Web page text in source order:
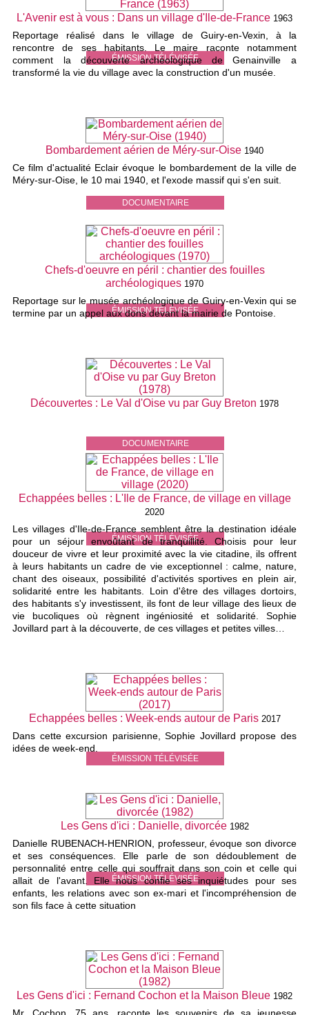
ÉMISSION TÉLÉVISÉE
L'Avenir est à vous : Dans un village d'Ile-de-France 1963
Reportage réalisé dans le village de Guiry-en-Vexin, à la
rencontre de ses habitants. Le maire raconte notamment
comment la découverte archéologique de Genainville a
transformé la vie du village avec la construction d'un musée.
DOCUMENTAIRE
Bombardement aérien de Méry-sur-Oise 1940
Ce film d'actualité Eclair évoque le bombardement de la ville de
Méry-sur-Oise, le 10 mai 1940, et l'exode massif qui s'en suit.
ÉMISSION TÉLÉVISÉE
Chefs-d'oeuvre en péril : chantier des fouilles
archéologiques 1970
Reportage sur le musée archéologique de Guiry-en-Vexin qui se
termine par un appel aux dons devant la mairie de Pontoise.
DOCUMENTAIRE
Découvertes : Le Val d'Oise vu par Guy Breton 1978
ÉMISSION TÉLÉVISÉE
Echappées belles : L'Ile de France, de village en village
2020
Les villages d'Ile-de-France semblent être la destination idéale
pour un séjour envoûtant de tranquillité. Choisis pour leur
douceur de vivre et leur proximité avec la vie citadine, ils offrent
à leurs habitants un cadre de vie exceptionnel : calme, nature,
chant des oiseaux, possibilité d'activités sportives en plein air,
solidarité entre les habitants. Loin d'être des villages dortoirs,
des habitants s'y investissent, ils font de leur village des lieux de
vie bucoliques où règnent ingéniosité et solidarité. Sophie
Jovillard part à la découverte, de ces villages et petites villes…
ÉMISSION TÉLÉVISÉE
Echappées belles : Week-ends autour de Paris 2017
Dans cette excursion parisienne, Sophie Jovillard propose des
idées de week-end.
ÉMISSION TÉLÉVISÉE
Les Gens d'ici : Danielle, divorcée 1982
Danielle RUBENACH-HENRION, professeur, évoque son divorce
et ses conséquences. Elle parle de son dédoublement de
personnalité entre celle qui souffrait dans son coin et celle qui
allait de l'avant. Elle nous confie ses inquiétudes pour ses
enfants, les relations avec son ex-mari et l'incompréhension de
son fils face à cette situation
Les Gens d'ici : Fernand Cochon et la Maison Bleue 1982